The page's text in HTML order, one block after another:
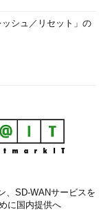
シュ／リセット」の
、SD-WANサービスを
に国内提供へ